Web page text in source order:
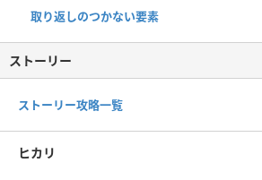
取り返しのつかない要素
ストーリー
ストーリー攻略一覧
ヒカリ